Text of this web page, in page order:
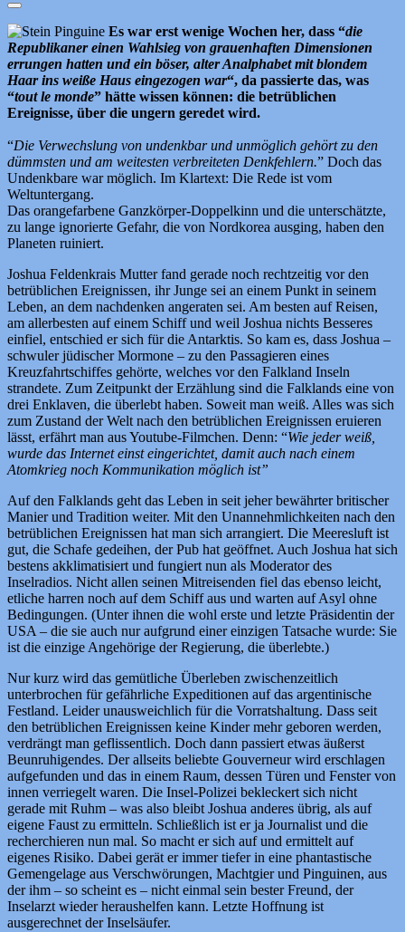
Es war erst wenige Wochen her, dass “die
Republikaner einen Wahlsieg von grauenhaften Dimensionen
errungen hatten und ein böser, alter Analphabet mit blondem
Haar ins weiße Haus eingezogen war“, da passierte das, was
“tout le monde” hätte wissen können: die betrüblichen
Ereignisse, über die ungern geredet wird.
“Die Verwechslung von undenkbar und unmöglich gehört zu den
dümmsten und am weitesten verbreiteten Denkfehlern.” Doch das
Undenkbare war möglich. Im Klartext: Die Rede ist vom
Weltuntergang.
Das orangefarbene Ganzkörper-Doppelkinn und die unterschätzte,
zu lange ignorierte Gefahr, die von Nordkorea ausging, haben den
Planeten ruiniert.
Joshua Feldenkrais Mutter fand gerade noch rechtzeitig vor den
betrüblichen Ereignissen, ihr Junge sei an einem Punkt in seinem
Leben, an dem nachdenken angeraten sei. Am besten auf Reisen,
am allerbesten auf einem Schiff und weil Joshua nichts Besseres
einfiel, entschied er sich für die Antarktis. So kam es, dass Joshua –
schwuler jüdischer Mormone – zu den Passagieren eines
Kreuzfahrtschiffes gehörte, welches vor den Falkland Inseln
strandete. Zum Zeitpunkt der Erzählung sind die Falklands eine von
drei Enklaven, die überlebt haben. Soweit man weiß. Alles was sich
zum Zustand der Welt nach den betrüblichen Ereignissen eruieren
lässt, erfährt man aus Youtube-Filmchen. Denn: “Wie jeder weiß,
wurde das Internet einst eingerichtet, damit auch nach einem
Atomkrieg noch Kommunikation möglich ist”
Auf den Falklands geht das Leben in seit jeher bewährter britischer
Manier und Tradition weiter. Mit den Unannehmlichkeiten nach den
betrüblichen Ereignissen hat man sich arrangiert. Die Meeresluft ist
gut, die Schafe gedeihen, der Pub hat geöffnet. Auch Joshua hat sich
bestens akklimatisiert und fungiert nun als Moderator des
Inselradios. Nicht allen seinen Mitreisenden fiel das ebenso leicht,
etliche harren noch auf dem Schiff aus und warten auf Asyl ohne
Bedingungen. (Unter ihnen die wohl erste und letzte Präsidentin der
USA – die sie auch nur aufgrund einer einzigen Tatsache wurde: Sie
ist die einzige Angehörige der Regierung, die überlebte.)
Nur kurz wird das gemütliche Überleben zwischenzeitlich
unterbrochen für gefährliche Expeditionen auf das argentinische
Festland. Leider unausweichlich für die Vorratshaltung. Dass seit
den betrüblichen Ereignissen keine Kinder mehr geboren werden,
verdrängt man geflissentlich. Doch dann passiert etwas äußerst
Beunruhigendes. Der allseits beliebte Gouverneur wird erschlagen
aufgefunden und das in einem Raum, dessen Türen und Fenster von
innen verriegelt waren. Die Insel-Polizei bekleckert sich nicht
gerade mit Ruhm – was also bleibt Joshua anderes übrig, als auf
eigene Faust zu ermitteln. Schließlich ist er ja Journalist und die
recherchieren nun mal. So macht er sich auf und ermittelt auf
eigenes Risiko. Dabei gerät er immer tiefer in eine phantastische
Gemengelage aus Verschwörungen, Machtgier und Pinguinen, aus
der ihm – so scheint es – nicht einmal sein bester Freund, der
Inselarzt wieder heraushelfen kann. Letzte Hoffnung ist
ausgerechnet der Inselsäufer.